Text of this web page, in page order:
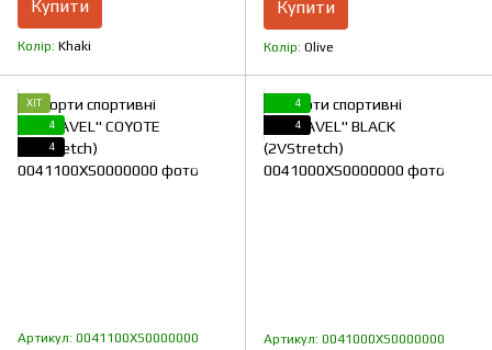
Купити
Колір Khaki
Купити
Колір Olive
ХІТ
4
4
Артикул: 0041100XS0000000
4
4
Артикул: 0041000XS0000000